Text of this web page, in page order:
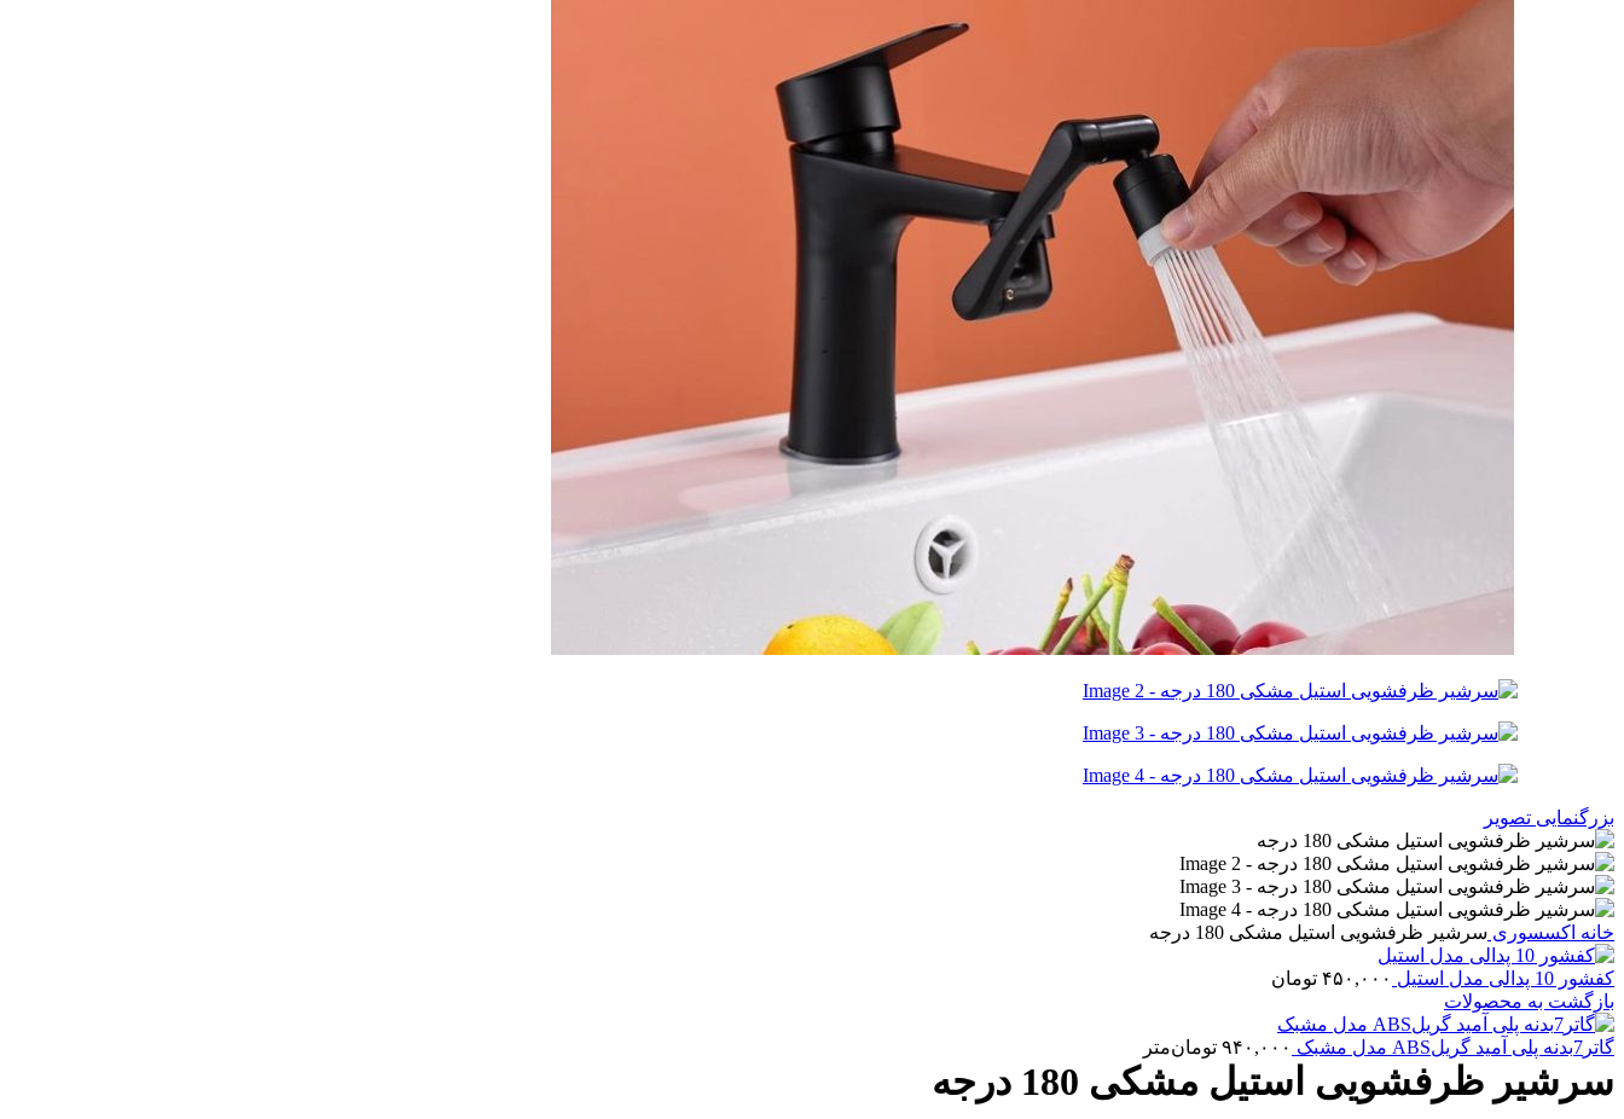
بزرگنمایی تصویر
خانه اکسسوری سرشیر ظرفشویی استیل مشکی 180 درجه
کفشور 10 پدالی مدل استیل ۴۵۰,۰۰۰ تومان
بازگشت به محصولات
گاتر7بدنه پلی آمید گریلABS مدل مشبک ۹۴۰,۰۰۰ تومانمتر
سرشیر ظرفشویی استیل مشکی 180 درجه